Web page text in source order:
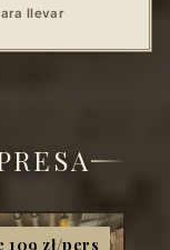
llevar
109 zł/pers